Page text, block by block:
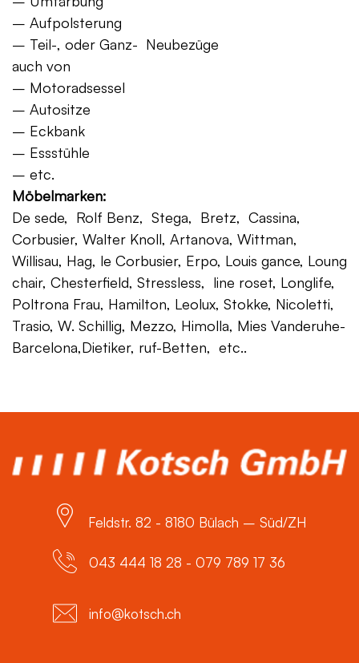
– Aufpolsterung
– Teil-, oder Ganz- Neubezüge
auch von
– Motoradsessel
– Autositze
– Eckbank
– Essstühle
– etc.
Möbelmarken:
De sede, Rolf Benz, Stega, Bretz, Cassina,
Corbusier, Walter Knoll, Artanova, Wittman,
Willisau, Hag, le Corbusier, Erpo, Louis gance, Loung
chair, Chesterfield, Stressless, line roset, Longlife,
Poltrona Frau, Hamilton, Leolux, Stokke, Nicoletti,
Trasio, W. Schillig, Mezzo, Himolla, Mies Vanderuhe-
Barcelona,Dietiker, ruf-Betten, etc..
Feldstr. 82 - 8180 Bülach – Süd/ZH
043 444 18 28 - 079 789 17 36
info@kotsch.ch